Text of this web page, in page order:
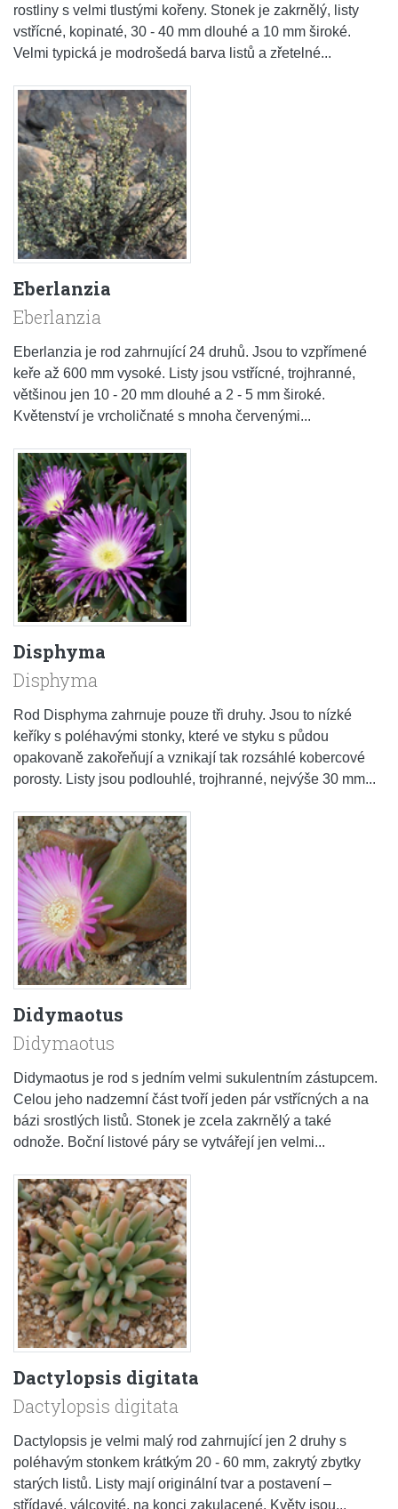
rostliny s velmi tlustými kořeny. Stonek je zakrnělý, listy
vstřícné, kopinaté, 30 - 40 mm dlouhé a 10 mm široké.
Velmi typická je modrošedá barva listů a zřetelné...
Eberlanzia
Eberlanzia
Eberlanzia je rod zahrnující 24 druhů. Jsou to vzpřímené
keře až 600 mm vysoké. Listy jsou vstřícné, trojhranné,
většinou jen 10 - 20 mm dlouhé a 2 - 5 mm široké.
Květenství je vrcholičnaté s mnoha červenými...
Disphyma
Disphyma
Rod Disphyma zahrnuje pouze tři druhy. Jsou to nízké
keříky s poléhavými stonky, které ve styku s půdou
opakovaně zakořeňují a vznikají tak rozsáhlé kobercové
porosty. Listy jsou podlouhlé, trojhranné, nejvýše 30 mm...
Didymaotus
Didymaotus
Didymaotus je rod s jedním velmi sukulentním zástupcem.
Celou jeho nadzemní část tvoří jeden pár vstřícných a na
bázi srostlých listů. Stonek je zcela zakrnělý a také
odnože. Boční listové páry se vytvářejí jen velmi...
Dactylopsis digitata
Dactylopsis digitata
Dactylopsis je velmi malý rod zahrnující jen 2 druhy s
poléhavým stonkem krátkým 20 - 60 mm, zakrytý zbytky
starých listů. Listy mají originální tvar a postavení –
střídavé, válcovité, na konci zakulacené. Květy jsou...